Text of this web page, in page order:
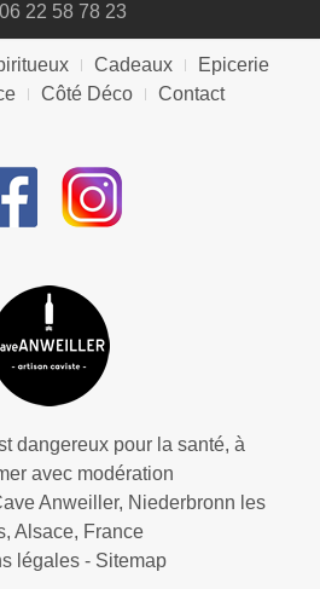
22 58 78 23
Cadeaux
Epicerie
Côté Déco Contact
dangereux pour la santé, à
avec modération
Anweiller, Niederbronn les
Alsace, France
légales- Sitemap